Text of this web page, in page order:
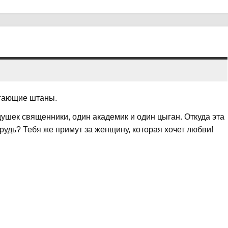
штаны.
священники, один академик и один цыган. Откуда эта
Тебя же примут за женщину, которая хочет любви!